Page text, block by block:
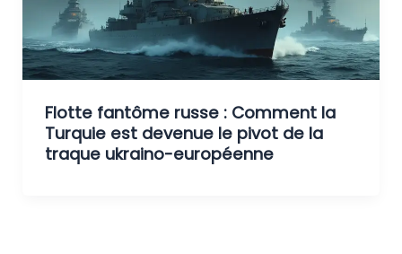
Flotte fantôme russe : Comment la
Turquie est devenue le pivot de la
traque ukraino-européenne